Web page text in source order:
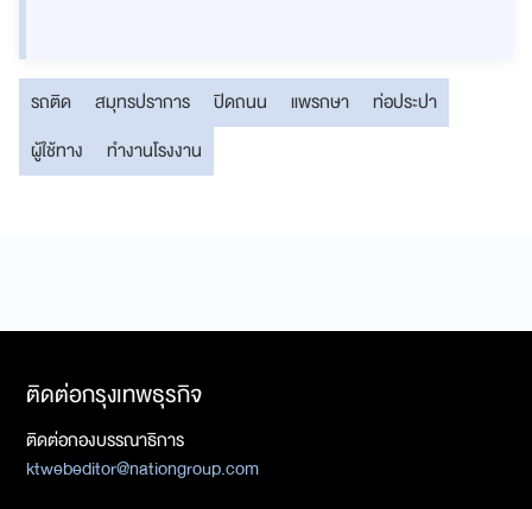
รถติด สมุทรปราการ ปิดถนน แพรกษา
ท่อประปา
ผู้ใช้ทาง
ทำงานโรงงาน
ติดต่อกรุงเทพธุรกิจ
ติดต่อกองบรรณาธิการ
ktwebeditor@nationgroup.com